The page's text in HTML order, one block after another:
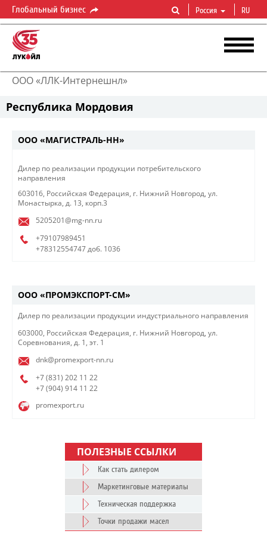
Глобальный бизнес Россия RU
ООО «ЛЛК-Интернешнл»
Республика Мордовия
ООО «МАГИСТРАЛЬ-НН»
​Дилер по реализации продукции потребительского
направления​
603016, Российская Федерация, г. Нижний Новгород, ул.
Монастырка, д. 13, корп.3
5205201@mg-nn.ru
+79107989451
+78312554747 доб. 1036
ООО «ПРОМЭКСПОРТ-СМ»
Дилер по реализации продукции индустриального направления​
603000, Российская Федерация, г. Нижний Новгород, ул.
Соревнования, д. 1, эт. 1
dnk@promexport-nn.ru
+7 (831) 202 11 22
+7 (904) 914 11 22
promexport.ru
ПОЛЕЗНЫЕ ССЫЛКИ
Как стать дилером
Маркетинговые материалы
Техническая поддержка
Точки продажи масел